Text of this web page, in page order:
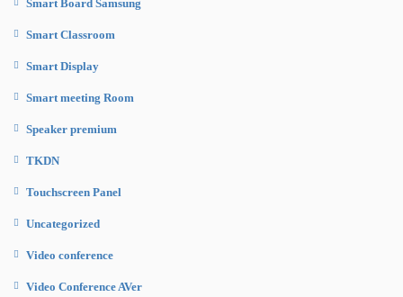
Smart Board Samsung
Smart Classroom
Smart Display
Smart meeting Room
Speaker premium
TKDN
Touchscreen Panel
Uncategorized
Video conference
Video Conference AVer